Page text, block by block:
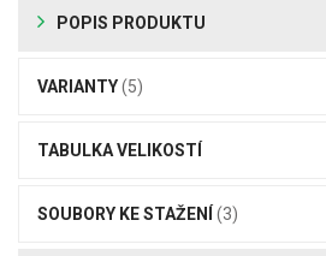
POPIS PRODUKTU
VARIANTY(5)
TABULKA VELIKOSTÍ
SOUBORY KE STAŽENÍ (3)